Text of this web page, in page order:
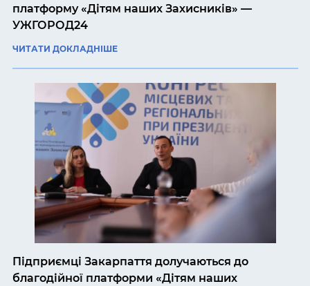
платформу «Дітям наших Захисників» —
УЖГОРОД24
ЧИТАТИ ДОКЛАДНІШЕ
Підприємці Закарпаття долучаються до
благодійної платформи «Дітям наших